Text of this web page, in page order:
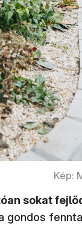
Kép:
sokat
gondos